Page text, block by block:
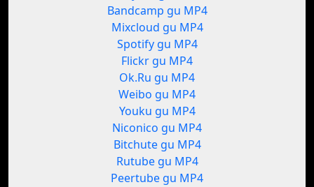
Bandcamp gu MP4
Mixcloud gu MP4
Spotify gu MP4
Flickr gu MP4
Ok.Ru gu MP4
Weibo gu MP4
Youku gu MP4
Niconico gu MP4
Bitchute gu MP4
Rutube gu MP4
Peertube gu MP4